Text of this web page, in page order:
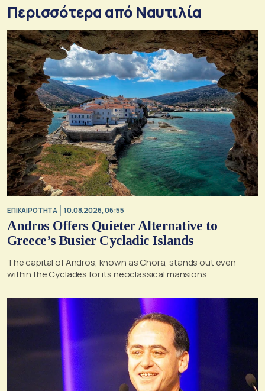
Περισσότερα από Ναυτιλία
ΕΠΙΚΑΙΡΟΤΗΤΑ 10.08.2026, 06:55
Andros Offers Quieter Alternative to
Greece’s Busier Cycladic Islands
The capital of Andros, known as Chora, stands out even
within the Cyclades for its neoclassical mansions.